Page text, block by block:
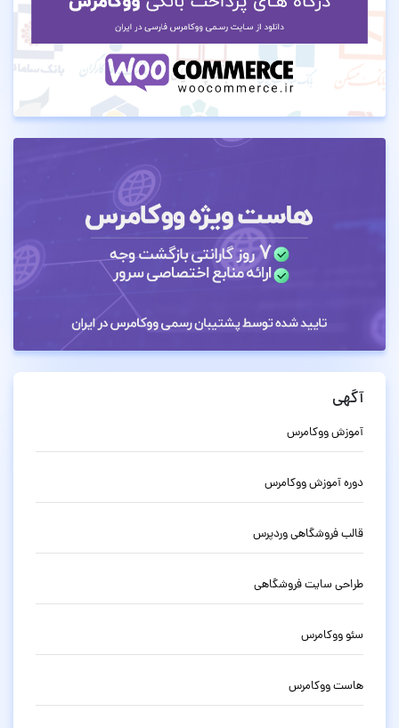
آگهی
آموزش ووکامرس
دوره آموزش ووکامرس
قالب فروشگاهی وردپرس
طراحی سایت فروشگاهی
سئو ووکامرس
هاست ووکامرس